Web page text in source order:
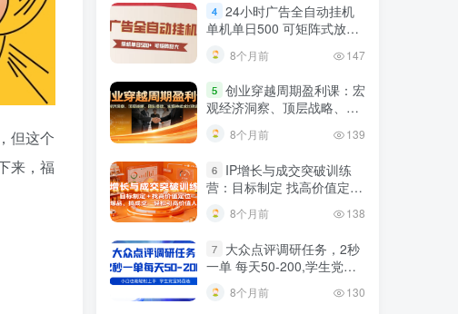
但这个
来，福
4 24小时广告全自动挂机
单机单日500 可矩阵式放大
无需人工看守 新手小白轻松
玩转8个月前 147
5 创业穿越周期盈利课：宏
观经济洞察、顶层战略、团
队搭建，实现持续成长稳定
变现8个月前 139
6
IP增长与成交突破训练
营：目标制定 找高价值定
引高价值人脉
8个月前 138
7
大众点评调研任务，2秒
一单 每天50-200,学生党宝
8个月前 130